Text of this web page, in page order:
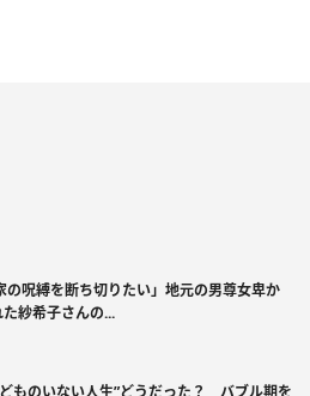
の呪縛を断ち切りたい」地元の男尊女卑か
紗希子さんの...
どものいない人生”どうだった？ バブル期を